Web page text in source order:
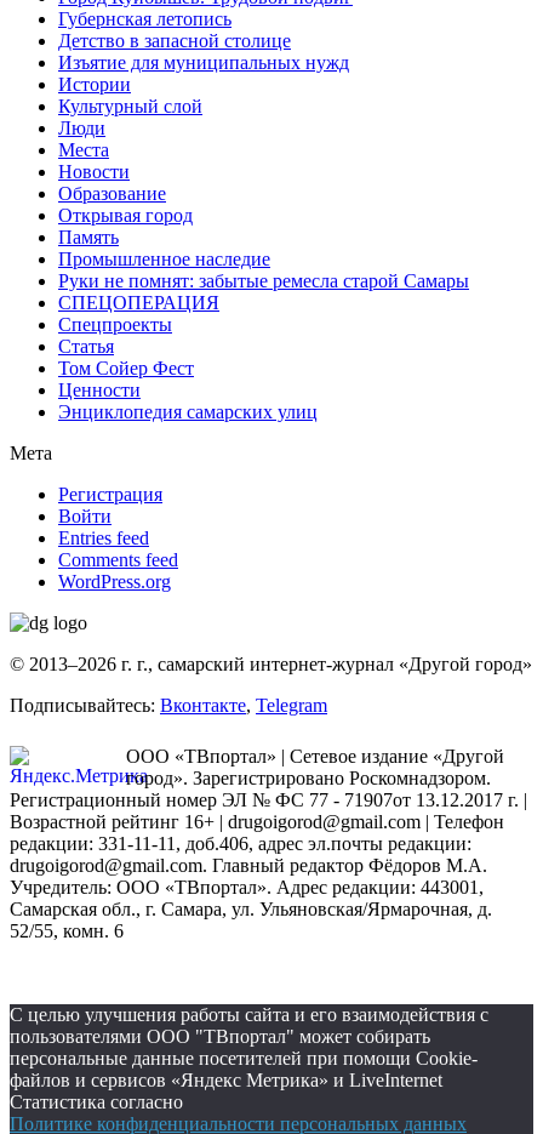
Губернская летопись
Детство в запасной столице
Изъятие для муниципальных нужд
Истории
Культурный слой
Люди
Места
Новости
Образование
Открывая город
Память
Промышленное наследие
Руки не помнят: забытые ремесла старой Самары
СПЕЦОПЕРАЦИЯ
Спецпроекты
Статья
Том Сойер Фест
Ценности
Энциклопедия самарских улиц
Мета
Регистрация
Войти
Entries feed
Comments feed
WordPress.org
© 2013–2026 г. г., самарский интернет-журнал «Другой город»
Подписывайтесь: Вконтакте, Telegram
ООО «ТВпортал» | Сетевое издание «Другой
город». Зарегистрировано Роскомнадзором.
Регистрационный номер ЭЛ № ФС 77 - 71907от 13.12.2017 г. |
Возрастной рейтинг 16+ | drugoigorod@gmail.com | Телефон
редакции: 331-11-11, доб.406, адрес эл.почты редакции:
drugoigorod@gmail.com. Главный редактор Фёдоров М.А.
Учредитель: ООО «ТВпортал». Адрес редакции: 443001,
Самарская обл., г. Самара, ул. Ульяновская/Ярмарочная, д.
52/55, комн. 6
С целью улучшения работы сайта и его взаимодействия с
пользователями ООО "ТВпортал" может собирать
персональные данные посетителей при помощи Cookie-
файлов и сервисов «Яндекс Метрика» и LiveInternet
Статистика согласно
Политике конфиденциальности персональных данных